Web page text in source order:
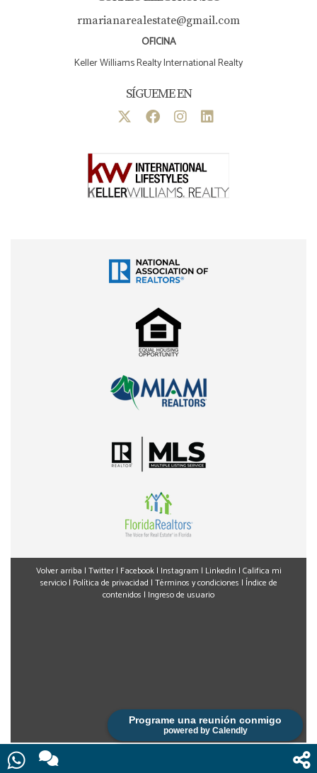
Programe una reunión conmigo
powered by Calendly
rmarianarealestate@gmail.com
OFICINA
Keller Williams Realty International Realty
SÍGUEME EN
Volver arriba | Twitter| Facebook| Instagram | Linkedin | Califica mi
servicio| Política de privacidad | Términos y condiciones | Índice de
contenidos | Ingreso de usuario